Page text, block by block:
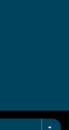
arrow_drop_down